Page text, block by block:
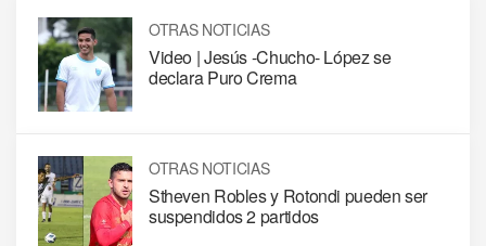
OTRAS NOTICIAS
Video | Jesús -Chucho- López se
declara Puro Crema
OTRAS NOTICIAS
Stheven Robles y Rotondi pueden ser
suspendidos 2 partidos